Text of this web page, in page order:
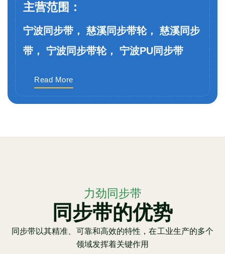
主营范围：
宁波同步带， 慈溪同步带轮， 慈溪同步
带， 宁波同步带轮， 宁波PU同步带
Read More
力劲同步带
同步带的优势
同步带以其精准、可靠和高效的特性，在工业生产的多个
领域发挥着关键作用